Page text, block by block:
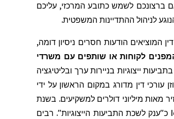
ברצונכם לשמש כתובע המרכזי, עליכם
לניהול ההתדיינות המשפטית.
המוציאים הודעות חסרים ניסיון דומה,
לקוחות או שותפים עם משרדי
ייצוגיות בניירות ערך ובליטיגציה
דין מדורג במקום הראשון על ידי
בגין מספר יישובי תביעות ייצוגיות בשנת 2017. המשרד מדורג בין ארבעת הראשונים מדי שנה מאז שנת 2013, והחזיר מאות מיליוני דולרים למשקיעים. בשנת
כ"ענק לשכת התביעות הייצוגיות". רבים